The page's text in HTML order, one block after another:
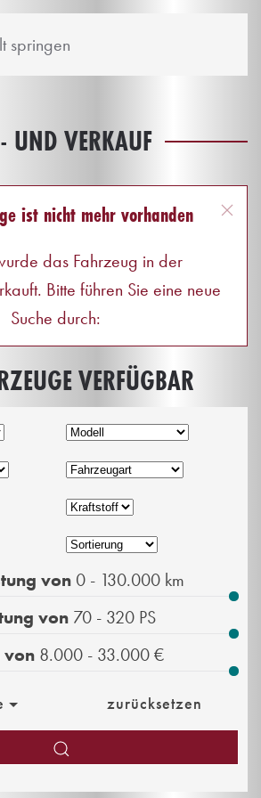
springen
UND VERKAUF
ist nicht mehr vorhanden
das Fahrzeug in der
Bitte führen Sie eine neue
Suche durch:
VERFÜGBAR
von 0 - 130.000km
von 70 - 320 PS
von 8.000 - 33.000€
zurücksetzen